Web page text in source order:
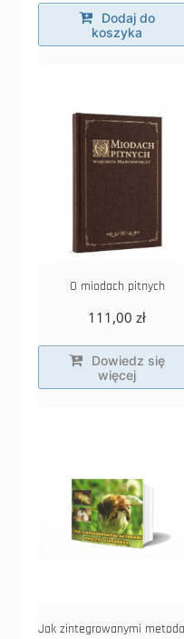
Dodaj do
koszyka
O miodach pitnych
111,00zł
Dowiedz się
więcej